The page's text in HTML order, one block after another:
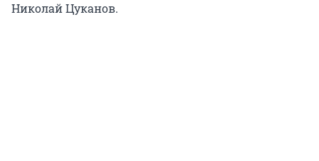
Николай Цуканов.